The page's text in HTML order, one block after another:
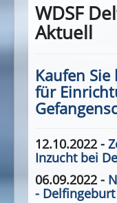
WDSF
Aktuell
Kaufen
für
12.10.2022 -
Inzucht bei
06.09.2022 -
-